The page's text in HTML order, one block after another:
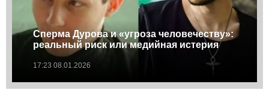
Сперма Дурова и «угроза человечеству»:
реальный риск или медийная истерия
17:23 08.01.2026